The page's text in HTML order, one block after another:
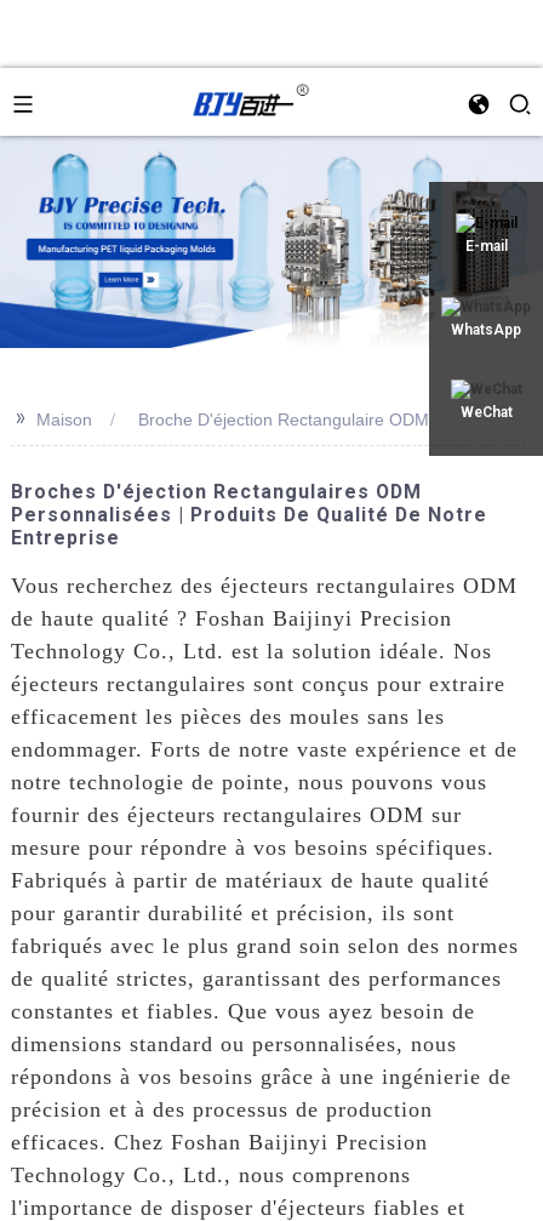
E-mail
WhatsApp
WeChat
>> Maison Broche D'éjection Rectangulaire ODM
Broches D'éjection Rectangulaires ODM
Personnalisées | Produits De Qualité De Notre
Entreprise
Vous recherchez des éjecteurs rectangulaires ODM
de haute qualité ? Foshan Baijinyi Precision
Technology Co., Ltd. est la solution idéale. Nos
éjecteurs rectangulaires sont conçus pour extraire
efficacement les pièces des moules sans les
endommager. Forts de notre vaste expérience et de
notre technologie de pointe, nous pouvons vous
fournir des éjecteurs rectangulaires ODM sur
mesure pour répondre à vos besoins spécifiques.
Fabriqués à partir de matériaux de haute qualité
pour garantir durabilité et précision, ils sont
fabriqués avec le plus grand soin selon des normes
de qualité strictes, garantissant des performances
constantes et fiables. Que vous ayez besoin de
dimensions standard ou personnalisées, nous
répondons à vos besoins grâce à une ingénierie de
précision et à des processus de production
efficaces. Chez Foshan Baijinyi Precision
Technology Co., Ltd., nous comprenons
l'importance de disposer d'éjecteurs fiables et